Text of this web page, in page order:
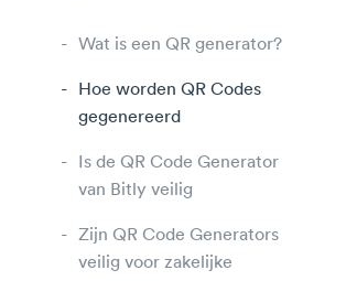
Wat is een QR generator?
Hoe worden QR Codes
gegenereerd
Is de QR Code Generator
van Bitly veilig
Zijn QR Code Generators
veilig voor zakelijke